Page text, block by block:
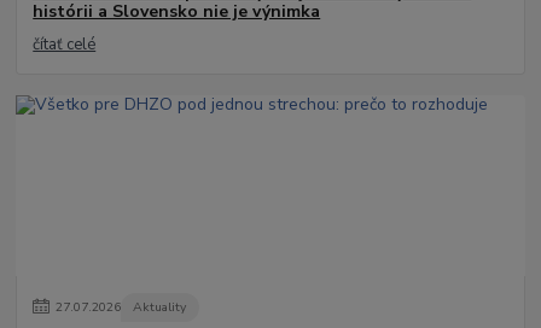
histórii a Slovensko nie je výnimka
čítať celé
27.07.2026 Aktuality